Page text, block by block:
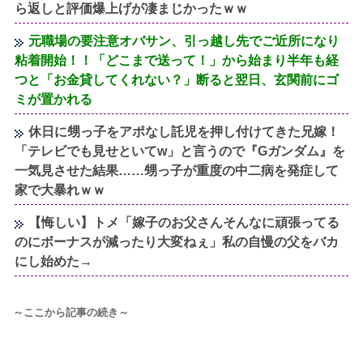
ら返しと評価爆上げが凄まじかったｗｗ
元職場の要注意オバサン、引っ越し先でご近所になり
粘着開始！！「どこまで送って！」から始まり半年も経
つと「お金貸してくれない？」断ると翌日、玄関前にゴ
ミが置かれる
休日に甥っ子をアポなし託児を押し付けてきた兄嫁！
「テレビでも見せといてw」と言うので『Gガンダム』を
一気見させた結果……甥っ子が重度の中二病を発症して
家で大暴れｗｗ
【悔しい】トメ「嫁子のお父さんそんなに頑張ってる
のにボーナスが減ったり大変ねぇ」私の自慢の父をバカ
にし始めた→
～ここから記事の続き～